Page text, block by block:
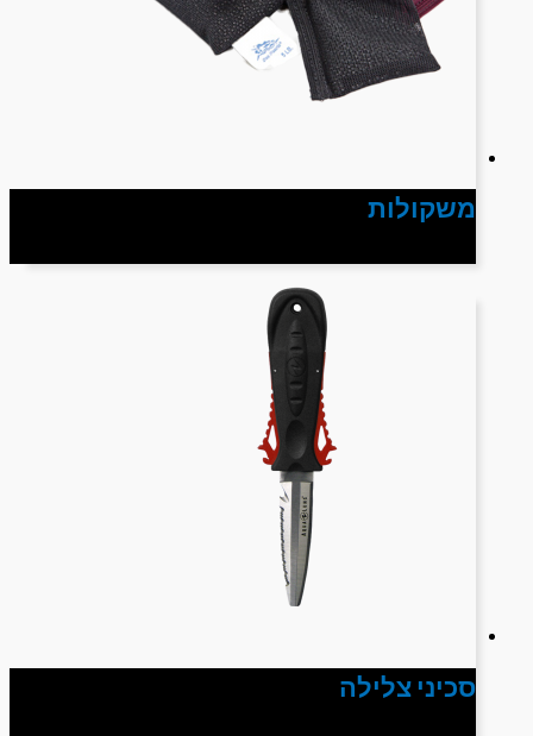
משקולות
סכיני צלילה